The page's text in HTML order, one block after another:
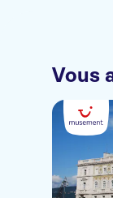
Vous